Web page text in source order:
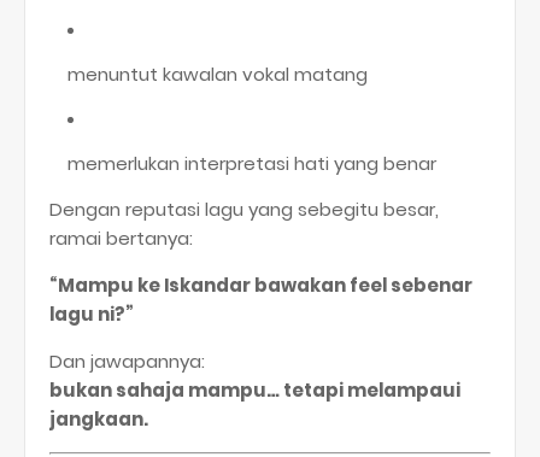
menuntut kawalan vokal matang
memerlukan interpretasi hati yang benar
Dengan reputasi lagu yang sebegitu besar,
ramai bertanya:
“Mampu ke Iskandar bawakan feel sebenar
lagu ni?”
Dan jawapannya:
bukan sahaja mampu… tetapi melampaui
jangkaan.